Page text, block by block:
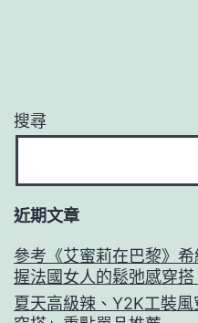
搜尋
近期文章
參考《艾蜜莉在巴黎》
握法國女人的鬆弛感穿搭
夏天高級辣、Y2K工裝